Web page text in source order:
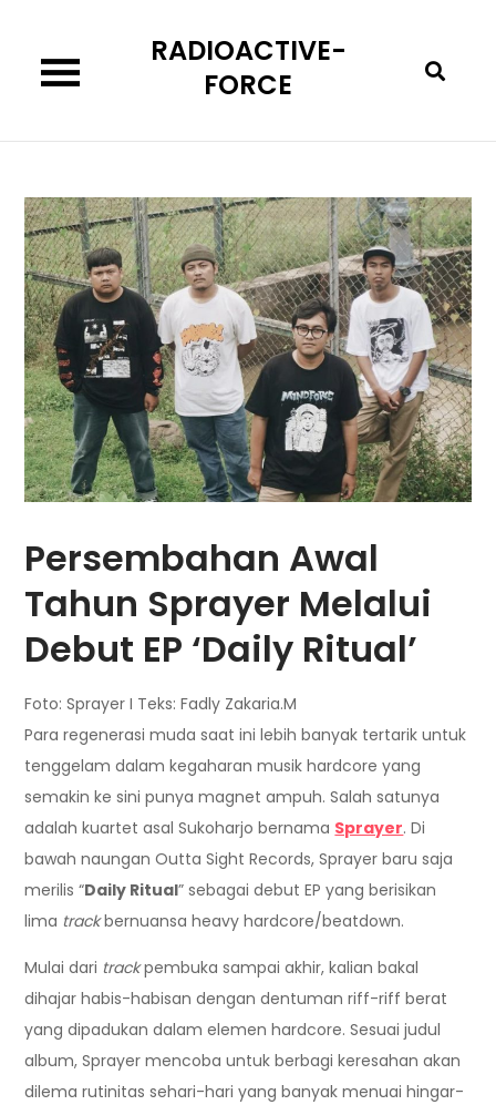
content
RADIOACTIVE-
FORCE
Persembahan Awal
Tahun Sprayer Melalui
Debut EP ‘Daily Ritual’
Foto: Sprayer I Teks: Fadly Zakaria.M
Para regenerasi muda saat ini lebih banyak tertarik untuk
tenggelam dalam kegaharan musik hardcore yang
semakin ke sini punya magnet ampuh. Salah satunya
adalah kuartet asal Sukoharjo bernama Sprayer. Di
bawah naungan Outta Sight Records, Sprayer baru saja
merilis “Daily Ritual” sebagai debut EP yang berisikan
lima trackbernuansa heavy hardcore/beatdown.
Mulai dari trackpembuka sampai akhir, kalian bakal
dihajar habis-habisan dengan dentuman riff-riff berat
yang dipadukan dalam elemen hardcore. Sesuai judul
album, Sprayer mencoba untuk berbagi keresahan akan
dilema rutinitas sehari-hari yang banyak menuai hingar-